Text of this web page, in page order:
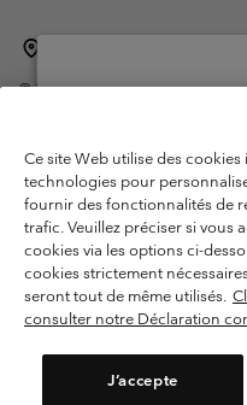
©2026Columbia Sportswear
Garanties Légales
Politique de
Conditions d'utilisation - Membres
Conditions D'utilisation -
Cookies
Service client: Lun - sam de 9h à
Ce site Web utilise des
technologies pour
fournir des fonctionnalités de
trafic. Veuillez préciser si vous
cookies via les options ci-
cookies strictement
seront tout de même utilisés.
consulter notre Déclaration
J’accepte
Achats
United States
Belgium-English
Belgium-
Belgium-Dutch